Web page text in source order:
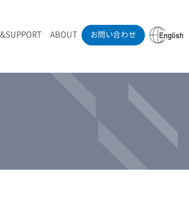
RAMANdrive | ウェハーステージ搭載ラマン顕微鏡
LIBcell | 不活性雰囲気ラマン測定用密閉容器
ABOUT お問い合わせ